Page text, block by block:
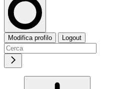
Modifica profilo Logout